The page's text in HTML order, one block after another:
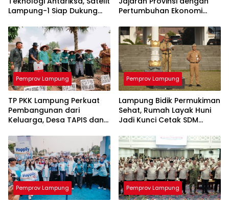
Lampung-1 Siap Dukung
Pertumbuhan Ekonomi
Pemprov Lampung
TP PKK Lampung Perkuat
Pembangunan dari
Keluarga, Desa TAPIS dan
Diluncurkan
Pemprov Lampung
Lampung Bidik Permukiman
Sehat, Rumah Layak Huni
Jadi Kunci Cetak SDM
Pemprov Lampung Pemprov Lampung